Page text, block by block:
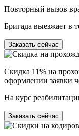
Повторный вызов
Бригада выезжает в
Заказать сейчас
Скидка 11% на
оформлении заявки
На курс
Заказать сейчас